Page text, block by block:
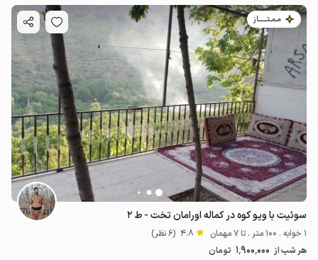
مـمـتــــــاز
سوئیت با ویو کوه در کماله اورامان تخت - ط ۲
1 خوابه . 100 متر . تا 7 مهمان 4.8 (6 نظر)
هر شب از 1٬900٬000 تومان